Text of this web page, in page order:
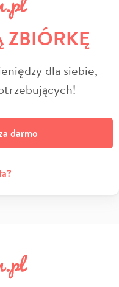
ZBIÓRKĘ
dla siebie,
darmo